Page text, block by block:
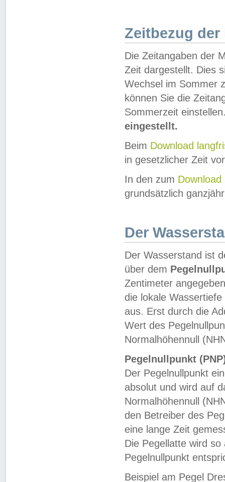
Zeitbezug der
Die Zeitangaben der
Zeit dargestellt. Dies
Wechsel im Sommer
können Sie die
Sommerzeit
eingestellt.
Beim Download
in gesetzlicher Zeit
In den zum Download
grundsätzlich
Der
Der Wasserstand ist
über dem
Zentimeter
die lokale
aus. Erst durch die
Wert des
Normalhöhennull
Pegelnullpunkt
Der Pegelnullpunkt
absolut und wird auf
Normalhöhennull
den Betreiber des
eine lange Zeit
Die Pegellatte wird
Pegelnullpunkt
Beispiel am Pegel